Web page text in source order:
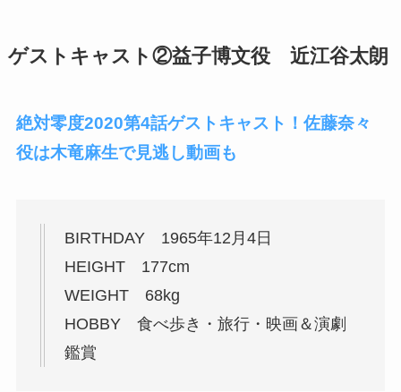
ゲストキャスト②益子博文役 近江谷太朗
絶対零度2020第4話ゲストキャスト！佐藤奈々
役は木竜麻生で見逃し動画も
BIRTHDAY 1965年12月4日
HEIGHT 177cm
WEIGHT 68kg
HOBBY 食べ歩き・旅行・映画＆演劇
鑑賞